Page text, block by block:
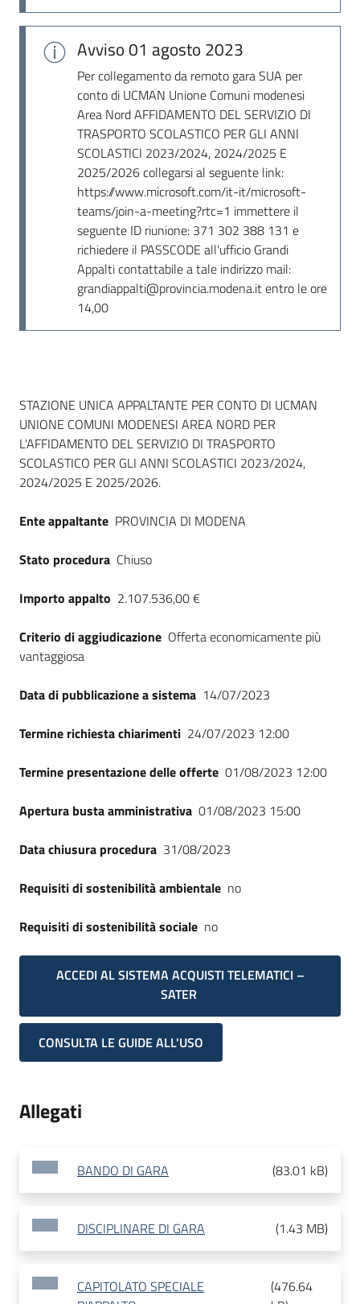
Avviso01 agosto 2023
Per collegamento da remoto gara SUA per
conto di UCMAN Unione Comuni modenesi
Area Nord AFFIDAMENTO DEL SERVIZIO DI
TRASPORTO SCOLASTICO PER GLI ANNI
SCOLASTICI 2023/2024, 2024/2025 E
2025/2026 collegarsi al seguente link:
https://www.microsoft.com/it-it/microsoft-
teams/join-a-meeting?rtc=1 immettere il
seguente ID riunione: 371 302 388 131 e
richiedere il PASSCODE all'ufficio Grandi
Appalti contattabile a tale indirizzo mail:
grandiappalti@provincia.modena.it entro le ore
14,00
Dati del bando
STAZIONE UNICA APPALTANTE PER CONTO DI UCMAN
UNIONE COMUNI MODENESI AREA NORD PER
L'AFFIDAMENTO DEL SERVIZIO DI TRASPORTO
SCOLASTICO PER GLI ANNI SCOLASTICI 2023/2024,
2024/2025 E 2025/2026.
Ente appaltante PROVINCIA DI MODENA
Stato procedura Chiuso
Importo appalto 2.107.536,00 €
Criterio di aggiudicazione Offerta economicamente più
vantaggiosa
Data di pubblicazione a sistema 14/07/2023
Termine richiesta chiarimenti 24/07/2023 12:00
Termine presentazione delle offerte 01/08/2023 12:00
Apertura busta amministrativa 01/08/2023 15:00
Data chiusura procedura 31/08/2023
Requisiti di sostenibilità ambientale no
Requisiti di sostenibilità sociale no
ACCEDI AL SISTEMA ACQUISTI TELEMATICI –
SATER
CONSULTA LE GUIDE ALL'USO
Allegati
BANDO DI GARA (83.01 kB)
DISCIPLINARE DI GARA (1.43 MB)
CAPITOLATO SPECIALE
(476.64